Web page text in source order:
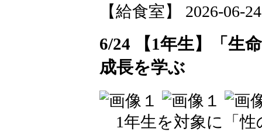
【給食室】 2026-06-
6/24 【1年生】「生
成長を学ぶ
1年生を対象に「性